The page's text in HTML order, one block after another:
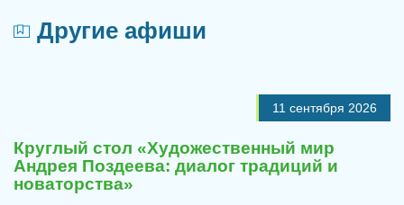
Другие афиши
11 сентября 2026
Круглый стол «Художественный мир
Андрея Поздеева: диалог традиций и
новаторства»